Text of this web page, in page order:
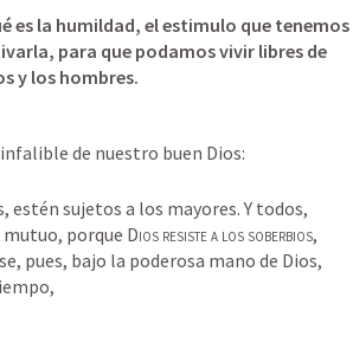
es la humildad, el estimulo que tenemos
para que podamos vivir libres de
y los hombres.
de nuestro buen Dios:
estén sujetos a los mayores. Y todos,
porque Dios resiste a los soberbios
pues, bajo la poderosa mano de Dios,